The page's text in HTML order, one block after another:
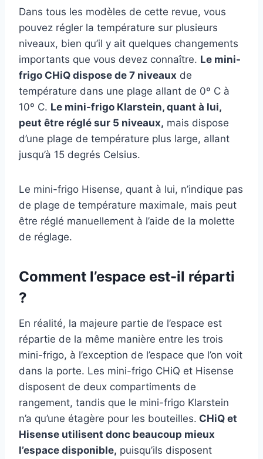
Dans tous les modèles de cette revue, vous
pouvez régler la température sur plusieurs
niveaux, bien qu’il y ait quelques changements
importants que vous devez connaître. Le mini-
frigo CHiQ dispose de 7 niveaux de
température dans une plage allant de 0º C à
10º C. Le mini-frigo Klarstein, quant à lui,
peut être réglé sur 5 niveaux, mais dispose
d’une plage de température plus large, allant
jusqu’à 15 degrés Celsius.
Le mini-frigo Hisense, quant à lui, n’indique pas
de plage de température maximale, mais peut
être réglé manuellement à l’aide de la molette
de réglage.
Comment l’espace est-il réparti
?
En réalité, la majeure partie de l’espace est
répartie de la même manière entre les trois
mini-frigo, à l’exception de l’espace que l’on voit
dans la porte. Les mini-frigo CHiQ et Hisense
disposent de deux compartiments de
rangement, tandis que le mini-frigo Klarstein
n’a qu’une étagère pour les bouteilles. CHiQ et
Hisense utilisent donc beaucoup mieux
l’espace disponible, puisqu’ils disposent